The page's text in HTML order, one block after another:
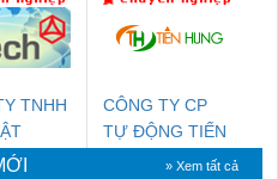
VIỆT
SUPPLY
TNHH
CÔNG TY CP
TỰ ĐỘNG TIẾN
» Xem tất cả